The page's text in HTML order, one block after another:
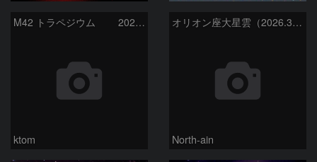
M42 トラペジウム 2026-3-14
ktom
オリオン座大星雲（2026.3.15）
North-ain